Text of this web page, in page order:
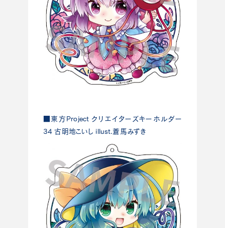
■東方Project クリエイターズキーホルダー
34 古明地こいし illust.蒼馬みずき